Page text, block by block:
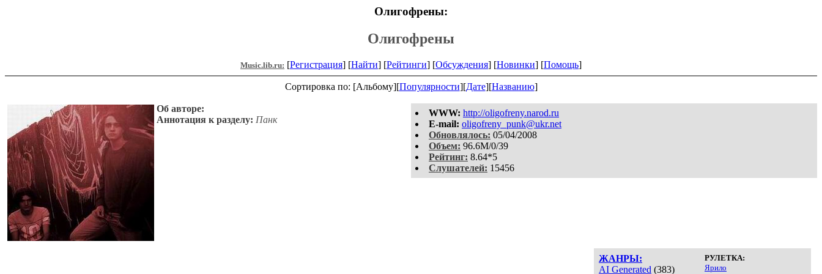
Олигофрены:
Олигофрены
Music.lib.ru: [Регистрация] [Найти] [Рейтинги] [Обсуждения] [Новинки] [Помощь]
Сортировка по: [Альбому][Популярности][Дате][Названию]
WWW: http://oligofreny.narod.ru
E-mail: oligofreny_punk@ukr.net
Обновлялось: 05/04/2008
Объем: 96.6M/0/39
Рейтинг: 8.64*5
Слушателей: 15456
Об авторе:
Аннотация к разделу: Панк
ЖАНРЫ:
AI Generated (383)
РУЛЕТКА:
Ярило